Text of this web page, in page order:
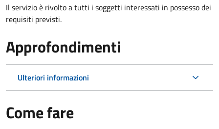
Il servizio è rivolto a tutti i soggetti interessati in possesso dei
requisiti previsti.
Approfondimenti
Ulteriori informazioni
Come fare